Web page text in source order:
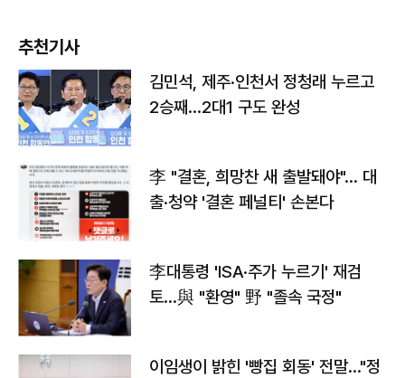
추천기사
김민석, 제주·인천서 정청래 누르고
2승째…2대1 구도 완성
李 "결혼, 희망찬 새 출발돼야"… 대
출·청약 '결혼 페널티' 손본다
李대통령 'ISA·주가 누르기' 재검
토…與 "환영" 野 "졸속 국정"
이임생이 밝힌 '빵집 회동' 전말…"정